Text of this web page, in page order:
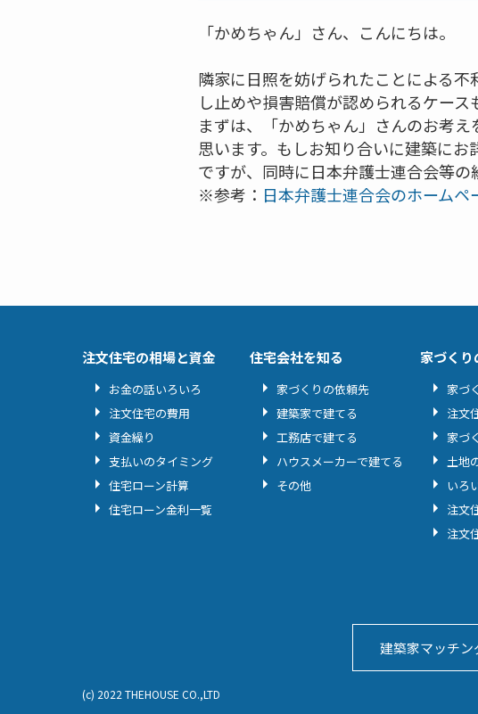
「かめちゃん」さん、こんにちは。
隣家に日照を妨げられたことによる
し止めや損害賠償が認められるケース
まずは、「かめちゃん」さんのお考
思います。もしお知り合いに建築に
ですが、同時に日本弁護士連合会等の
※参考： 日本弁護士連合会のホームペ
注文住宅の相場と資金
お金の話いろいろ
注文住宅の費用
資金繰り
支払いのタイミング
住宅ローン計算
住宅ローン金利一覧
住宅会社を知る
家づくりの依頼先
建築家で建てる
工務店で建てる
ハウスメーカーで建てる
その他
家づくり
家づ
注文
家づ
土地
いろ
注文
注文
建築家マッチン
(c) 2022 THEHOUSE CO.,LTD